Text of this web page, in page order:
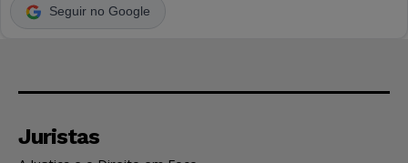
Seguir no Google
Juristas